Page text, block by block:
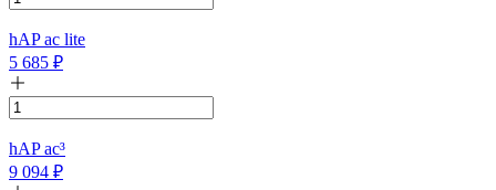
hAP ac lite
5 685 ₽
hAP ac³
9 094 ₽